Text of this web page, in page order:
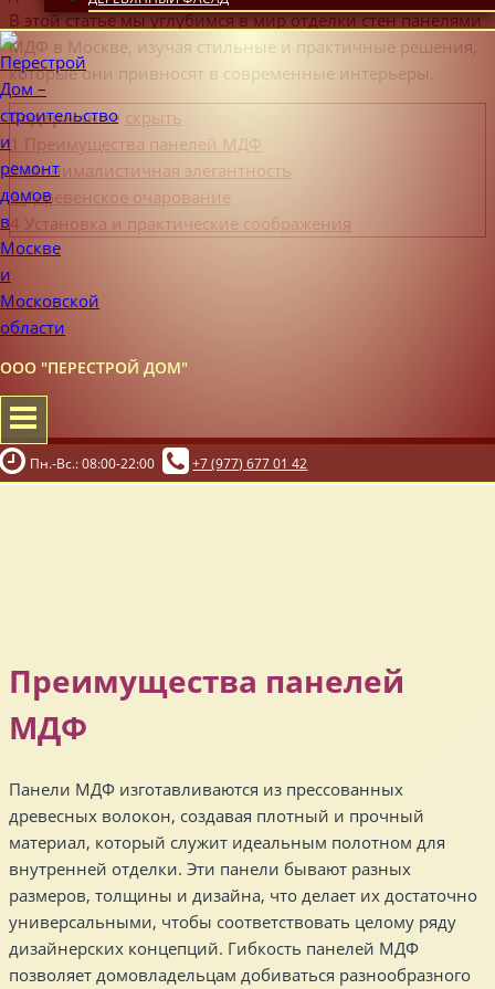
ООО "ПЕРЕСТРОЙ ДОМ"
Пн.-Вс.: 08:00-22:00 +7 (977) 677 01 42
В этой статье мы углубимся в мир отделки стен панелями
МДФ в Москве, изучая стильные и практичные решения,
которые они привносят в современные интерьеры.
Содержание скрыть
1 Преимущества панелей МДФ
2 Минималистичная элегантность
3 Деревенское очарование
4 Установка и практические соображения
Преимущества панелей
МДФ
Панели МДФ изготавливаются из прессованных
древесных волокон, создавая плотный и прочный
материал, который служит идеальным полотном для
внутренней отделки. Эти панели бывают разных
размеров, толщины и дизайна, что делает их достаточно
универсальными, чтобы соответствовать целому ряду
дизайнерских концепций. Гибкость панелей МДФ
позволяет домовладельцам добиваться разнообразного